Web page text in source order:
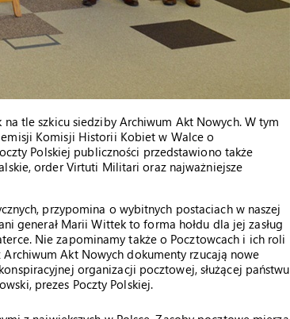
tle szkicu siedziby Archiwum Akt Nowych. W tym
Komisji Historii Kobiet w Walce o
Polskiej publiczności przedstawiono także
order Virtuti Militari oraz najważniejsze
przypomina o wybitnych postaciach w naszej
generał Marii Wittek to forma hołdu dla jej zasług
Nie zapominamy także o Pocztowcach i ich roli
Akt Nowych dokumenty rzucają nowe
organizacji pocztowej, służącej państwu
prezes Poczty Polskiej.